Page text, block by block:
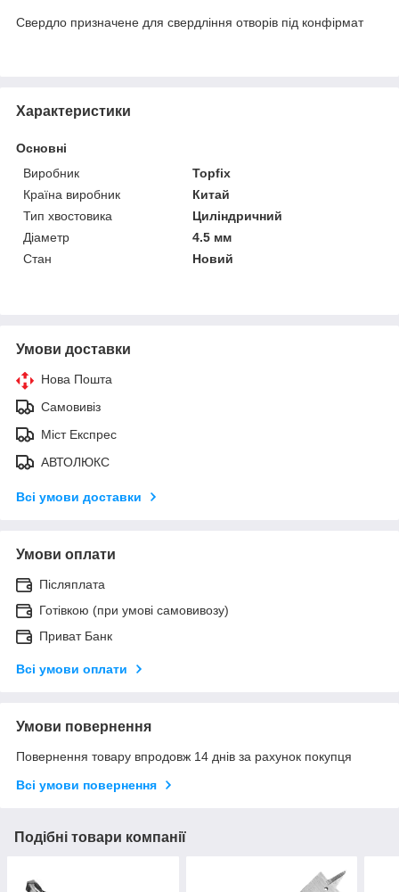
Свердло призначене для свердління отворів під конфірмат
Характеристики
Основні
Виробник
Topfix
Країна виробник
Китай
Тип хвостовика
Циліндричний
Діаметр
4.5 мм
Стан
Новий
Умови доставки
Нова Пошта
Самовивіз
Міст Експрес
АВТОЛЮКС
Всі умови доставки
Умови оплати
Післяплата
Готівкою (при умові самовивозу)
Приват Банк
Всі умови оплати
Умови повернення
Повернення товару впродовж 14 днів за рахунок покупця
Всі умови повернення
Подібні товари компанії